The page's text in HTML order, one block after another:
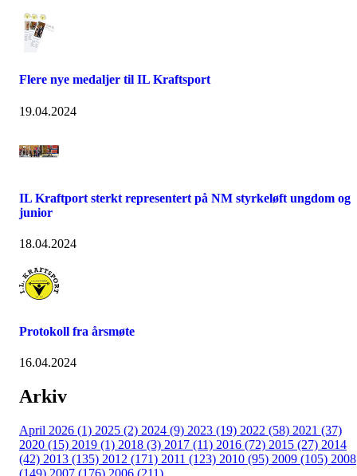
Flere nye medaljer til IL Kraftsport
19.04.2024
IL Kraftport sterkt representert på NM styrkeløft ungdom og
junior
18.04.2024
Protokoll fra årsmøte
16.04.2024
Arkiv
April 2026 (1) 2025 (2) 2024 (9) 2023 (19) 2022 (58) 2021 (37)
2020 (15) 2019 (1) 2018 (3) 2017 (11) 2016 (72) 2015 (27) 2014
(42) 2013 (135) 2012 (171) 2011 (123) 2010 (95) 2009 (105) 2008
(149) 2007 (176) 2006 (211)